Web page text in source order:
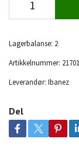
Lagerbalanse: 2
Artikkelnummer: 21701
Leverandør: Ibanez
Del